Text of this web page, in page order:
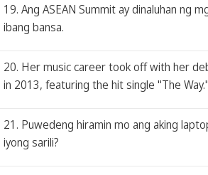
19. Ang ASEAN Summit ay dinaluhan ng
ibang bansa.
20. Her music career took off with her
in 2013, featuring the hit single "The Way."
21. Puwedeng hiramin mo ang aking
iyong sarili?